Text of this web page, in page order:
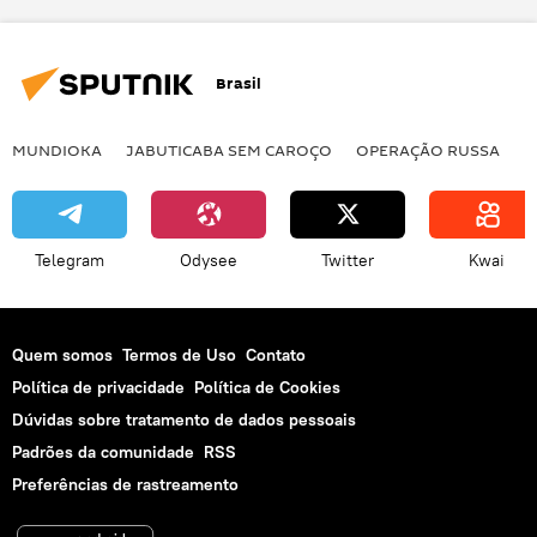
eleições nos EUA
eleições
atrasos
assistência militar
Brasil
MUNDIOKA JABUTICABA SEM CAROÇO OPERAÇÃO RUSSA
Telegram Odysee Twitter Kwai
Quem somos Termos de Uso Contato
Política de privacidade Política de Cookies
Dúvidas sobre tratamento de dados pessoais
Padrões da comunidade RSS
Preferências de rastreamento